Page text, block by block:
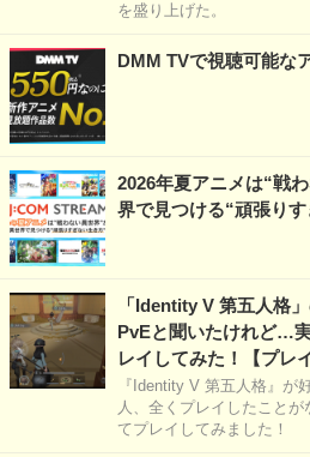
を盛り上げた。
DMM TVで視聴可能な
2026年夏アニメは“戦
界で見つける“頑張り
「Identity V 第五人格
PvEと聞いたけれど…
レイしてみた！【プレ
『Identity V 第五人格』が
人、全くプレイしたこと
てプレイしてみました！